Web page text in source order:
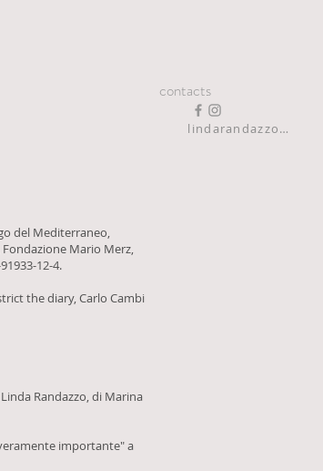
contacts
lindarandazzo9@gmail.com
del Mediterraneo,
Mario Merz,
12-4.
the diary, Carlo Cambi
Randazzo, di Marina
importante" a